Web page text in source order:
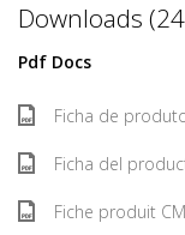
Downloads
Pdf Docs
Ficha de
Ficha del
Fiche produit